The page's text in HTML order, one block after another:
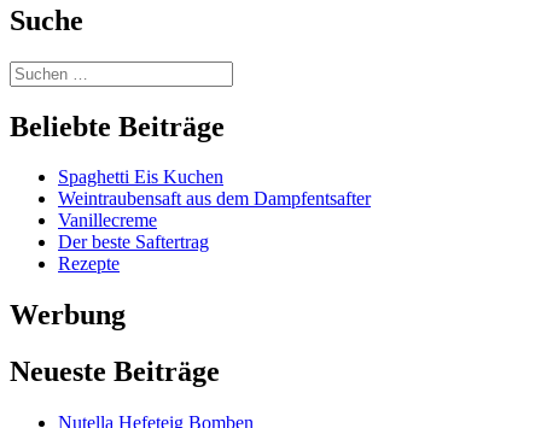
Suche
Beliebte Beiträge
Spaghetti Eis Kuchen
Weintraubensaft aus dem Dampfentsafter
Vanillecreme
Der beste Saftertrag
Rezepte
Werbung
Neueste Beiträge
Nutella Hefeteig Bomben